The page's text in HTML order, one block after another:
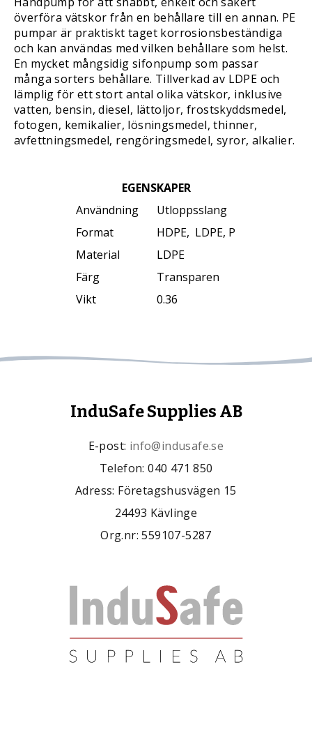
överföra vätskor från en behållare till en annan. PE
pumpar är praktiskt taget korrosionsbeständiga
och kan användas med vilken behållare som helst.
En mycket mångsidig sifonpump som passar
många sorters behållare. Tillverkad av LDPE och
lämplig för ett stort antal olika vätskor, inklusive
vatten, bensin, diesel, lättoljor, frostskyddsmedel,
fotogen, kemikalier, lösningsmedel, thinner,
avfettningsmedel, rengöringsmedel, syror, alkalier.
EGENSKAPER
Användning
Utloppsslang
Format
HDPE, LDPE, P
Material
LDPE
Färg
Transparen
Vikt
0.36
InduSafe Supplies AB
E-post: info@indusafe.se
Telefon: 040 471 850
Adress: Företagshusvägen 15
24493 Kävlinge
Org.nr: 559107-5287